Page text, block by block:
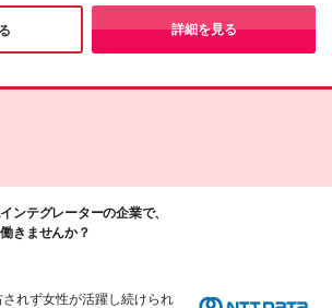
験を3年以上お持ちの方 ・クラウド、セキュリテ
モバイルなどNW、インフラ領域で ステップア
したいという意欲をお持ちの方 ・5年以上のエン
適性や希望を考慮して
業を目指し取り組んでいます。女性が働く上で素晴らしい環
整備されており、きっとあなたも自分らしく働くことができ
ずです。
詳細を見る
ンテグレーターの企業で、
きませんか？
れず女性が活躍し続けられ